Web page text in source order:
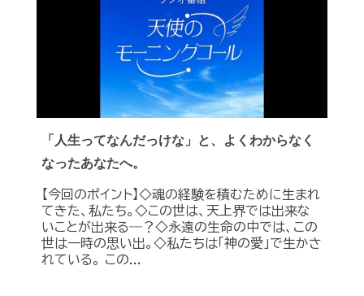
「人生ってなんだっけな」と、よくわからなく
なったあなたへ。
【今回のポイント】◇魂の経験を積むために生まれ
てきた、私たち。◇この世は、天上界では出来な
いことが出来る―？◇永遠の生命の中では、この
世は一時の思い出。◇私たちは「神の愛」で生かさ
れている。 この...